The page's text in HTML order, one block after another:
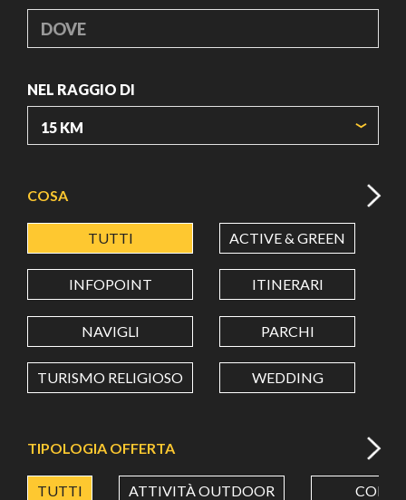
DOVE
NEL RAGGIO DI
LATITUDINE
LONGITUDINE
Value in decimal degrees. Use dot (.) as decimal separator.
COSA
TUTTI ACTIVE & GREEN
INFOPOINT ITINERARI
NAVIGLI PARCHI
TURISMO RELIGIOSO WEDDING
TIPOLOGIA OFFERTA
TUTTI ATTIVITÀ OUTDOOR CORSI